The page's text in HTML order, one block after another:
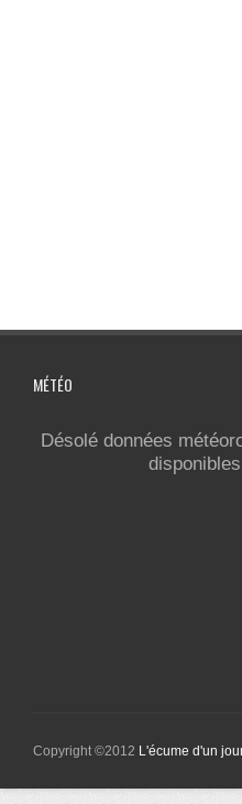
MÉTÉO
Désolé données
disponibles
Copyright ©2012 L'écume d'un